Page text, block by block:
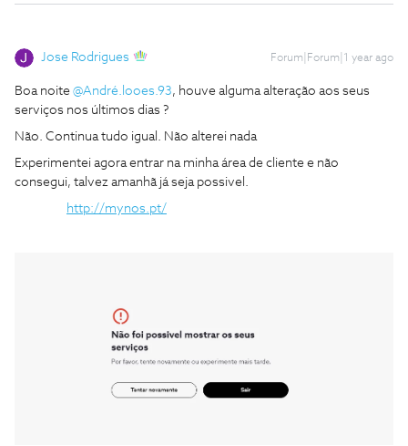
Jose Rodrigues Forum|Forum|1 year ago
Boa noite @André.looes.93, houve alguma alteração aos seus
serviços nos últimos dias ?
Não. Continua tudo igual. Não alterei nada
Experimentei agora entrar na minha área de cliente e não
consegui, talvez amanhã já seja possivel.
http://mynos.pt/